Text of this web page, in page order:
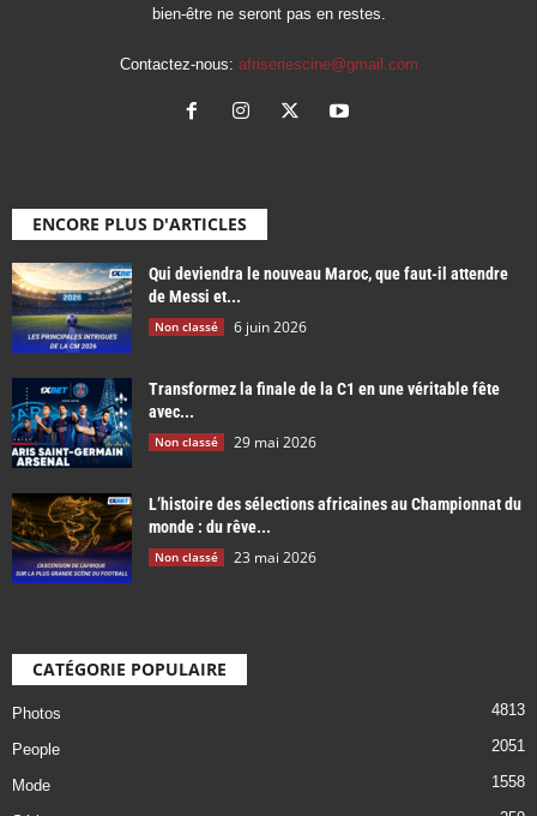
bien-être ne seront pas en restes.
Contactez-nous: afriseriescine@gmail.com
ENCORE PLUS D'ARTICLES
Qui deviendra le nouveau Maroc, que faut-il attendre
de Messi et...
Non classé 6 juin 2026
Transformez la finale de la C1 en une véritable fête
avec...
Non classé 29 mai 2026
L’histoire des sélections africaines au Championnat du
monde : du rêve...
Non classé 23 mai 2026
CATÉGORIE POPULAIRE
Photos 4813
People 2051
Mode 1558